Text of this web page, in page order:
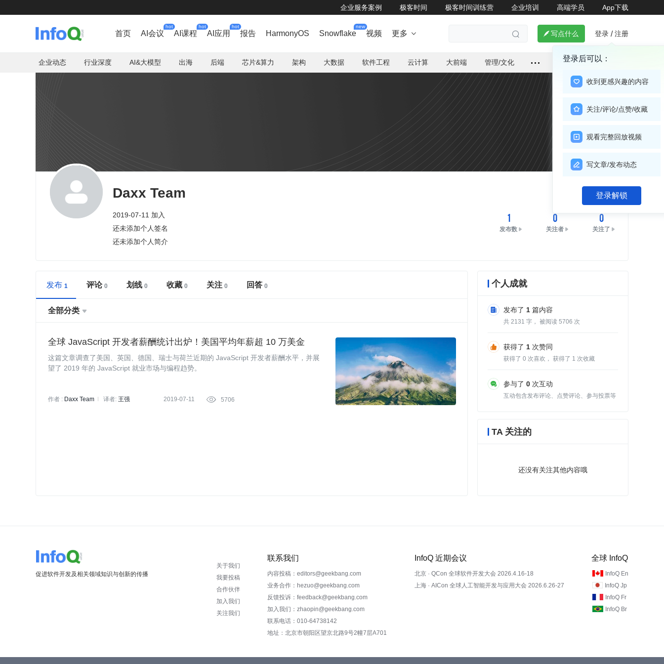
企业服务案例 极客时间 极客时间训练营 企业培训 高端学员 App下载
首页 AI会议
hot
AI课程
hot
AI应用
hot
报告 HarmonyOS Snowflake
new
视频 更多    写点什么 登录 / 注册
登录后可以：
收到更感兴趣的内容
关注/评论/点赞/收藏
观看完整回放视频
写文章/发布动态
登录解锁
企业动态 行业深度 AI&大模型 出海 后端 芯片&算力 架构 大数据 软件工程 云计算 大前端 管理/文化
Daxx Team
2019-07-11 加入
还未添加个人签名
还未添加个人简介
关注
1
发布数
0
关注者
0
关注了
发布 评论 划线 收藏 关注 回答
全部分类 
全球 JavaScript 开发者薪酬统计出炉！美国平均年薪超 10 万美金
这篇文章调查了美国、英国、德国、瑞士与荷兰近期的 JavaScript 开发者薪酬水平，并展
望了 2019 年的 JavaScript 就业市场与编程趋势。​
作者 : Daxx Team 译者: 王强 2019-07-11  5706
个人成就
发布了 1 篇内容
共 2131 字， 被阅读 5706 次
获得了 1 次赞同
获得了 0 次喜欢， 获得了 1 次收藏
参与了 0 次互动
互动包含发布评论、点赞评论、参与投票等
TA 关注的
还没有关注其他内容哦
促进软件开发及相关领域知识与创新的传播
关于我们
我要投稿
合作伙伴
加入我们
关注我们
联系我们
内容投稿：editors@geekbang.com
业务合作：hezuo@geekbang.com
反馈投诉：feedback@geekbang.com
加入我们：zhaopin@geekbang.com
联系电话：010-64738142
地址：北京市朝阳区望京北路9号2幢7层A701
InfoQ 近期会议
北京 · QCon 全球软件开发大会 2026.4.16-18
上海 · AICon 全球人工智能开发与应用大会 2026.6.26-27
全球 InfoQ
InfoQ En
InfoQ Jp
InfoQ Fr
InfoQ Br